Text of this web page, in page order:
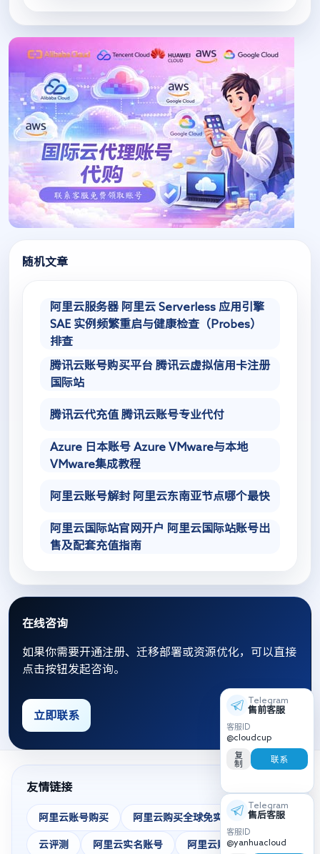
随机文章
阿里云服务器 阿里云 Serverless 应用引擎
SAE 实例频繁重启与健康检查（Probes）
排查
腾讯云账号购买平台 腾讯云虚拟信用卡注册
国际站
腾讯云代充值 腾讯云账号专业代付
Azure 日本账号 Azure VMware与本地
VMware集成教程
阿里云账号解封 阿里云东南亚节点哪个最快
阿里云国际站官网开户 阿里云国际站账号出
售及配套充值指南
在线咨询
如果你需要开通注册、迁移部署或资源优化，可以直接
点击按钮发起咨询。
立即联系
友情链接
阿里云账号购买 阿里云购买全球免实名
云评测 阿里云实名账号 阿里云账号
Telegram
售前客服
客服ID
@cloudcup
复
制
联系
Telegram
售后客服
客服ID
@yanhuacloud